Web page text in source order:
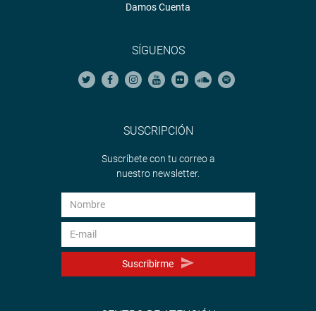
Damos Cuenta
SÍGUENOS
SUSCRIPCIÓN
Suscríbete con tu correo a
nuestro newsletter.
Suscribirme